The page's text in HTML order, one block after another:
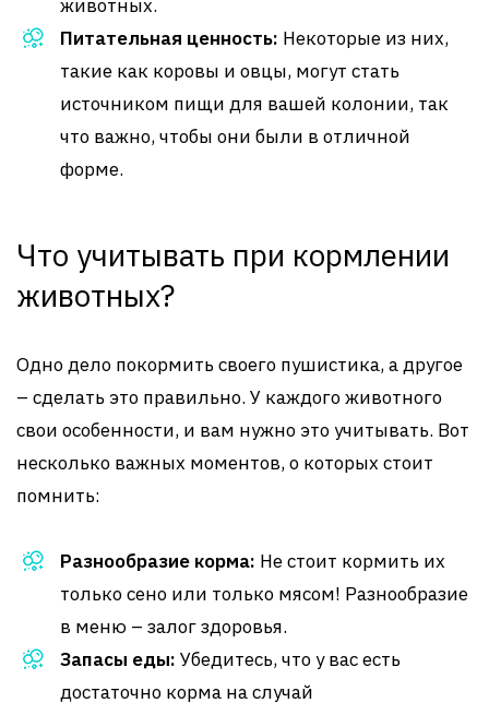
животных.
Питательная ценность: Некоторые из них,
такие как коровы и овцы, могут стать
источником пищи для вашей колонии, так
что важно, чтобы они были в отличной
форме.
Что учитывать при кормлении
животных?
Одно дело покормить своего пушистика, а другое
– сделать это правильно. У каждого животного
свои особенности, и вам нужно это учитывать. Вот
несколько важных моментов, о которых стоит
помнить:
Разнообразие корма: Не стоит кормить их
только сено или только мясом! Разнообразие
в меню – залог здоровья.
Запасы еды: Убедитесь, что у вас есть
достаточно корма на случай